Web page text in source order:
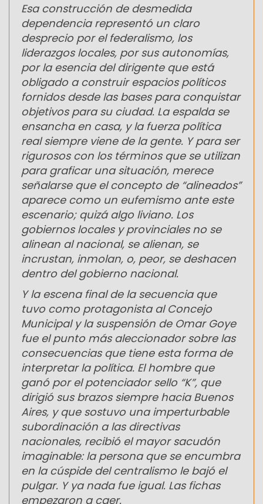
Esa construcción de desmedida
dependencia representó un claro
desprecio por el federalismo, los
liderazgos locales, por sus autonomías,
por la esencia del dirigente que está
obligado a construir espacios políticos
fornidos desde las bases para conquistar
objetivos para su ciudad. La espalda se
ensancha en casa, y la fuerza política
real siempre viene de la gente. Y para ser
rigurosos con los términos que se utilizan
para graficar una situación, merece
señalarse que el concepto de “alineados”
aparece como un eufemismo ante este
escenario; quizá algo liviano. Los
gobiernos locales y provinciales no se
alinean al nacional, se alienan, se
incrustan, inmolan, o, peor, se deshacen
dentro del gobierno nacional.
Y la escena final de la secuencia que
tuvo como protagonista al Concejo
Municipal y la suspensión de Omar Goye
fue el punto más aleccionador sobre las
consecuencias que tiene esta forma de
interpretar la política. El hombre que
ganó por el potenciador sello “K”, que
dirigió sus brazos siempre hacia Buenos
Aires, y que sostuvo una imperturbable
subordinación a las directivas
nacionales, recibió el mayor sacudón
imaginable: la persona que se encumbra
en la cúspide del centralismo le bajó el
pulgar. Y ya nada fue igual. Las fichas
empezaron a caer.